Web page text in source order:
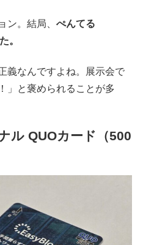
ン。結局、ぺんてる
。
義なんですよね。展示会で
」と褒められることが多
ル QUOカード（500